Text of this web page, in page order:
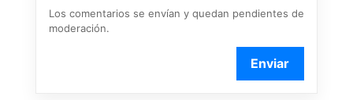
Los comentarios se envían y quedan pendientes de
moderación.
Enviar